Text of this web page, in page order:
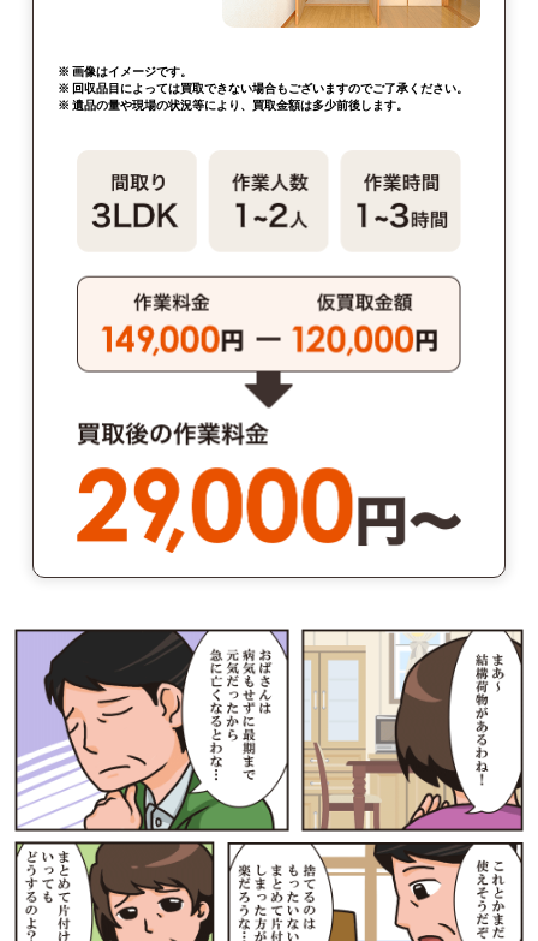
※ 画像はイメージです。
※ 回収品目によっては買取できない場合もございますのでご了承ください。
※ 遺品の量や現場の状況等により、買取金額は多少前後します。